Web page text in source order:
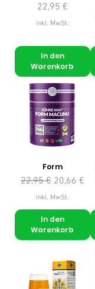
Preis
22,95 €
inkl. MwSt.
In den
Warenkorb
Form
Standardpreis
22,95 € Sale-Preis
20,66 €
inkl. MwSt.
In den
Warenkorb